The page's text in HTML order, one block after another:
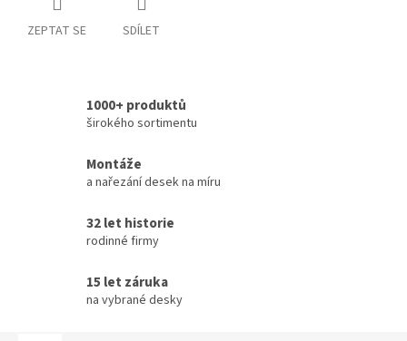
ZEPTAT SE SDÍLET
1000+ produktů
širokého sortimentu
Montáže
a nařezání desek na míru
32 let historie
rodinné firmy
15 let záruka
na vybrané desky